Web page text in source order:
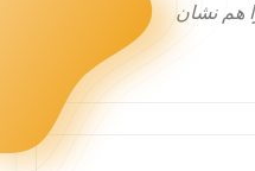
هم نشان